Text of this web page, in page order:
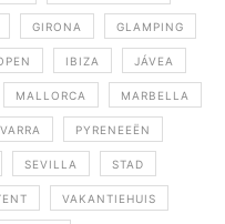
GIRONA GLAMPING
IBIZA JÁVEA
MALLORCA MARBELLA
PYRENEEËN
SEVILLA STAD
VAKANTIEHUIS